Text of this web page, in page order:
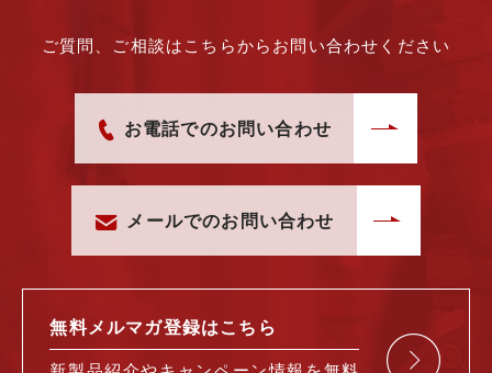
ご質問、ご相談はこちらからお問い合わせください
お電話でのお問い合わせ
メールでのお問い合わせ
無料メルマガ登録はこちら